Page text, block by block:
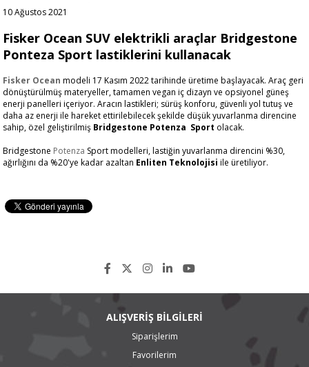
10 Ağustos 2021
Fisker Ocean SUV elektrikli araçlar Bridgestone
Ponteza Sport lastiklerini kullanacak
Fisker Ocean modeli 17 Kasım 2022 tarihinde üretime başlayacak. Araç geri
dönüştürülmüş materyeller, tamamen vegan iç dizayn ve opsiyonel güneş
enerji panelleri içeriyor. Aracın lastikleri; sürüş konforu, güvenli yol tutuş ve
daha az enerji ile hareket ettirilebilecek şekilde düşük yuvarlanma direncine
sahip, özel geliştirilmiş Bridgestone Potenza Sport olacak.
Bridgestone Potenza Sport modelleri, lastiğin yuvarlanma direncini %30,
ağırlığını da %20'ye kadar azaltan Enliten Teknolojisi ile üretiliyor.
ALIŞVERİŞ BİLGİLERİ
Siparişlerim
Favorilerim